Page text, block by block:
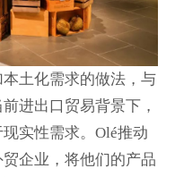
土化需求的做法，与
进出口贸易背景下，
实性需求。Olé推动
企业，将他们的产品